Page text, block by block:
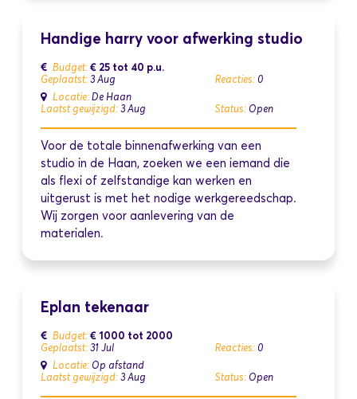
Handige harry voor afwerking studio
Budget: € 25 tot 40 p.u.
Geplaatst: 3 Aug Reacties: 0
Locatie: De Haan
Laatst gewijzigd: 3 Aug Status: Open
Voor de totale binnenafwerking van een
studio in de Haan, zoeken we een iemand die
als flexi of zelfstandige kan werken en
uitgerust is met het nodige werkgereedschap.
Wij zorgen voor aanlevering van de
materialen.
Eplan tekenaar
Budget: € 1000 tot 2000
Geplaatst: 31 Jul Reacties: 0
Locatie: Op afstand
Laatst gewijzigd: 3 Aug Status: Open